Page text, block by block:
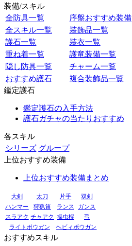
装備/スキル
全防具一覧
序盤おすすめ装備
全スキル一覧
装飾品一覧
護石一覧
装衣一覧
重ね着一覧
護竜装備一覧
隠し防具一覧
チャーム一覧
おすすめ護石
複合装飾品一覧
鑑定護石
鑑定護石の入手方法
護石ガチャの当たりおすすめ
各スキル
シリーズ グループ
上位おすすめ装備
上位おすすめ装備まとめ
大剣 太刀 片手
双剣
ハンマー
狩猟笛 ランス
ガンス
スラアク チャアク 操虫棍
弓
ライトボウガン
ヘビィボウガン
おすすめスキル